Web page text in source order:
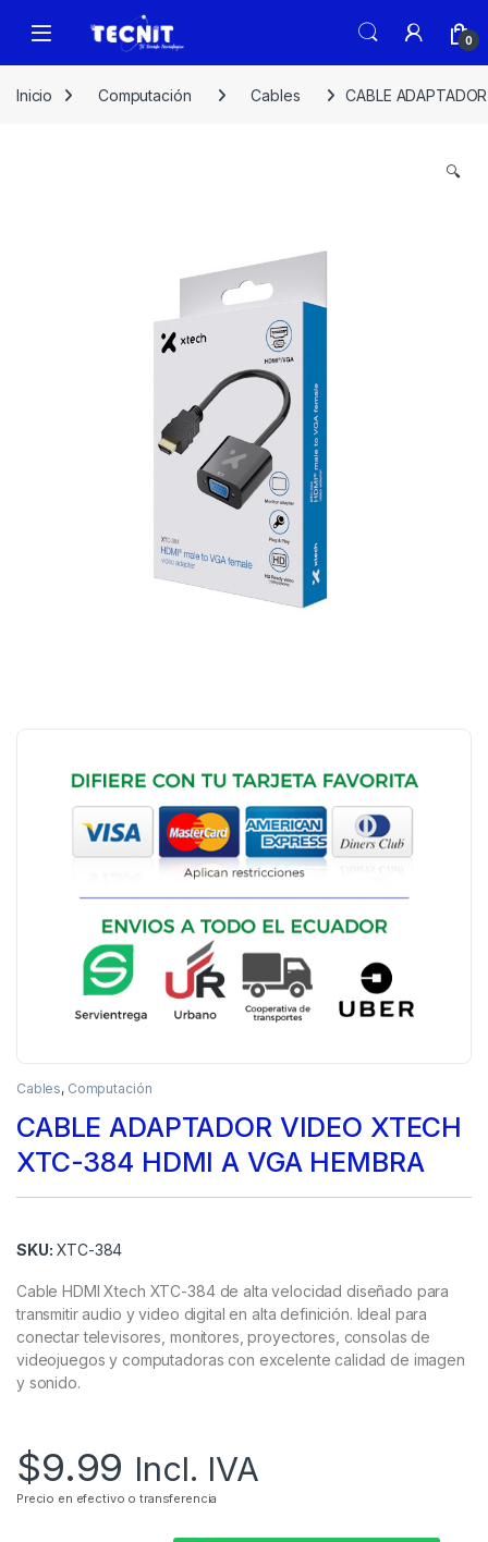
0
Inicio Computación Cables CABLE
🔍
Cables, Computación
CABLE ADAPTADOR VIDEO XTECH
XTC-384 HDMI A VGA HEMBRA
SKU: XTC-384
Cable HDMI Xtech XTC-384 de alta velocidad diseñado para
transmitir audio y video digital en alta definición. Ideal para
conectar televisores, monitores, proyectores, consolas de
videojuegos y computadoras con excelente calidad de imagen
y sonido.
$9.99 Incl. IVA
Precio en efectivo o transferencia